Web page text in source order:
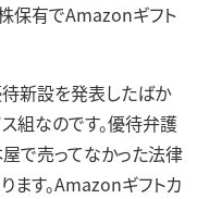
保有でAmazonギフト
新設を発表したばか
組なのです。優待弁護
屋で売ってなかった法律
ます。Amazonギフトカ